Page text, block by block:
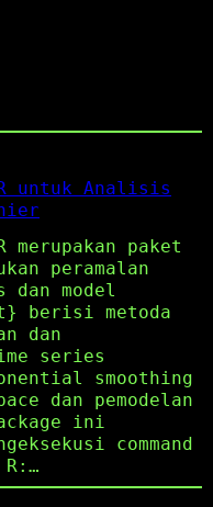
untuk Analisis
merupakan paket
peramalan
model
berisi metoda
dan
series
smoothing
dan pemodelan
ini
command